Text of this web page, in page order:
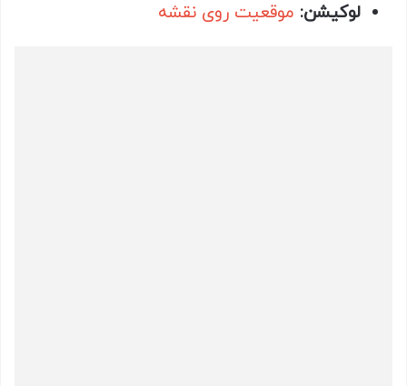
لوکیشن: موقعیت روی نقشه